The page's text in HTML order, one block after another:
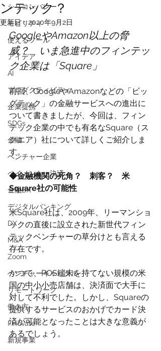
シリコンバレー
モビリティ
使えるツール
アイデア
AI
プロダクティビティ
企業提携
SDGs
金融
ベンチャー企業
ペイメント・決済
金融DX
デジタルバンキング
DX
M&A
Zoom
ベンチャーキャピタル
リモートワーク
働き方
Finovate
新規事業
ンテック？
更新日：2020年9月2日
GoogleやAmazon以上の脅
威？　いま急進中のフィンテッ
ク企業は「Square」
前回、GoogleやAmazonなどの「ビッ
グテック」の金融サービスへの進出に
ついて書きましたが、今回は、フィン
テック企業の中でも有名なSquare（ス
クエア）社について詳しくご紹介しま
す。
◆金融機関の死角？　刺客？　米
Square社の可能性
米Square社は、2009年、リーマンショ
ックの直後に設立された新世代フィン
テックベンチャーの草分けとも言える
存在です。
かつて、POS端末を持てない規模の米
国の中小小売店舗は、決済面で大手に
対して不利でした。しかし、Squareの
提供するサービスのおかげでカード決
済が可能となったことは大きな意義が
あるでしょう。